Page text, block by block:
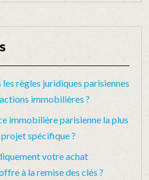
règles juridiques parisiennes
immobilières ?
immobilière parisienne la plus
spécifique ?
votre achat
à la remise des clés ?